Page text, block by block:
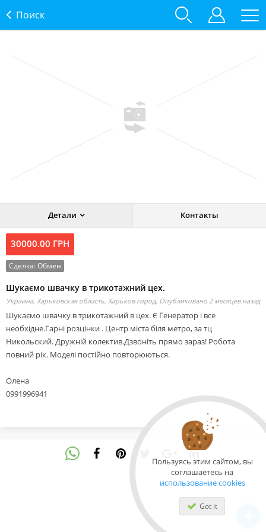
Пользуясь этим сайтом, вы
соглашаетесь на
использование cookies
Got it
Поиск
Детали Контакты
30000.00 ГРН
Сделка: Обмен
Шукаємо швачку в трикотажний цех.
Украина, Харьковская область, Харьков город, Опубликовано 2 месяцев назад
Шукаємо швачку в трикотажний в цех. Є Генератор і все
необхідне.Гарні розцінки . Центр міста біля метро, за тц
Никольский. Дружній колектив.Дзвоніть прямо зараз! Робота
повний рік. Моделі постійно повторюються.
Олена
0991996941